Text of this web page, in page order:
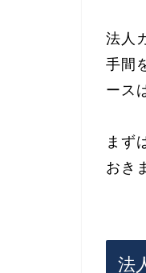
法人
手間
ース
まず
おき
法